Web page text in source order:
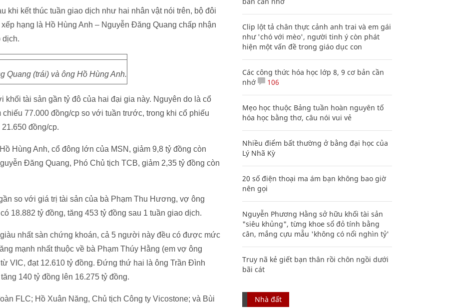
khi kết thúc tuần giao dịch như hai nhân vật nói trên, bộ đôi
hạng là Hồ Hùng Anh – Nguyễn Đăng Quang chấp nhận
dịch.
Quang (trái) và ông Hồ Hùng Anh.
tài sản gần tỷ đô của hai đại gia này. Nguyên do là cổ
77.000 đồng/cp so với tuần trước, trong khi cổ phiếu
đồng/cp.
Hùng Anh, cổ đông lớn của MSN, giảm 9,8 tỷ đồng còn
Đăng Quang, Phó Chủ tịch TCB, giảm 2,35 tỷ đồng còn
so với giá trị tài sản của bà Phạm Thu Hương, vợ ông
18.882 tỷ đồng, tăng 453 tỷ đồng sau 1 tuần giao dịch.
nhất sàn chứng khoán, cả 5 người này đều có được mức
mạnh nhất thuộc về bà Phạm Thúy Hằng (em vợ ông
VIC, đạt 12.610 tỷ đồng. Đứng thứ hai là ông Trần Đình
140 tỷ đồng lên 16.275 tỷ đồng.
FLC; Hồ Xuân Năng, Chủ tịch Công ty Vicostone; và Bùi
Clip lột tả chân thực cảnh anh trai và em gái
như 'chó với mèo', người tinh ý còn phát
hiện một vấn đề trong giáo dục con
Các công thức hóa học lớp 8, 9 cơ bản cần
nhớ
106
Mẹo học thuộc Bảng tuần hoàn nguyên tố
hóa học bằng thơ, câu nói vui vẻ
Nhiều điểm bất thường ở bằng đại học của
Lý Nhã Kỳ
20 số điện thoại ma ám bạn không bao giờ
nên gọi
Nguyễn Phương Hằng sở hữu khối tài sản
"siêu khủng", từng khoe sổ đỏ tính bằng
cân, mắng cựu mẫu 'không có nổi nghìn tỷ'
Truy nã kẻ giết bạn thân rồi chôn ngồi dưới
bãi cát
Nhà đất